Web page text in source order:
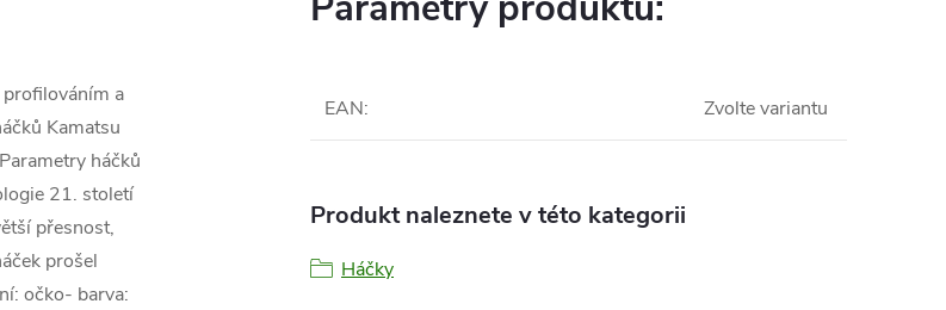
a
Kamatsu
háčků
21. století
přesnost,
prošel
očko- barva:
EAN: Zvolte variantu
Produkt naleznete v této kategorii
Háčky